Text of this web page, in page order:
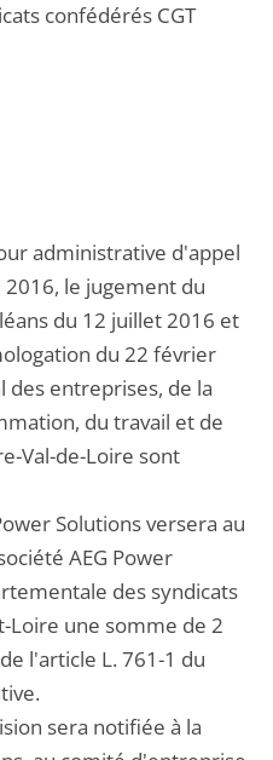
confédérés CGT
administrative d'appel
le jugement du
du 12 juillet 2016 et
du 22 février
entreprises, de la
du travail et de
Val-de-Loire sont
Solutions versera au
AEG Power
des syndicats
Loire une somme de 2
l'article L. 761-1 du
sera notifiée à la